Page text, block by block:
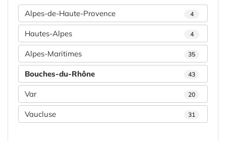
Alpes-de-Haute-Provence 4
Hautes-Alpes 4
Alpes-Maritimes 35
Bouches-du-Rhône 43
Var 20
Vaucluse 31